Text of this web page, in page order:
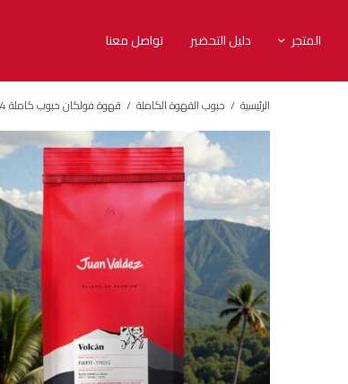
المتجر دليل التحضير تواصل معنا
الرئيسية / حبوب القهوة الكاملة / قهوة فولكان حبوب كاملة 454 جم